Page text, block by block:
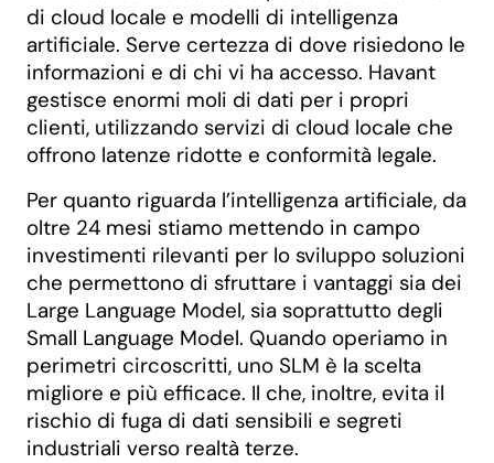
di cloud locale e modelli di intelligenza
artificiale. Serve certezza di dove risiedono le
informazioni e di chi vi ha accesso. Havant
gestisce enormi moli di dati per i propri
clienti, utilizzando servizi di cloud locale che
offrono latenze ridotte e conformità legale.
Per quanto riguarda l’intelligenza artificiale, da
oltre 24 mesi stiamo mettendo in campo
investimenti rilevanti per lo sviluppo soluzioni
che permettono di sfruttare i vantaggi sia dei
Large Language Model, sia soprattutto degli
Small Language Model. Quando operiamo in
perimetri circoscritti, uno SLM è la scelta
migliore e più efficace. Il che, inoltre, evita il
rischio di fuga di dati sensibili e segreti
industriali verso realtà terze.